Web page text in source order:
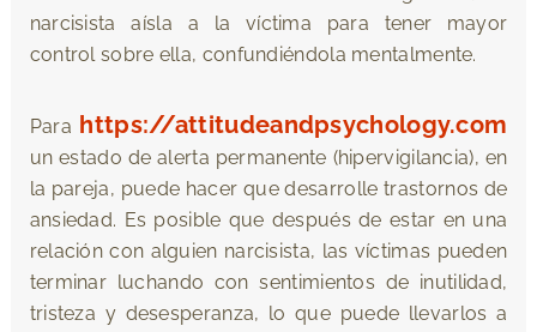
narcisista aísla a la víctima para tener mayor
control sobre ella, confundiéndola mentalmente.
Para https://attitudeandpsychology.com
un estado de alerta permanente (hipervigilancia), en
la pareja, puede hacer que desarrolle trastornos de
ansiedad. Es posible que después de estar en una
relación con alguien narcisista, las víctimas pueden
terminar luchando con sentimientos de inutilidad,
tristeza y desesperanza, lo que puede llevarlos a